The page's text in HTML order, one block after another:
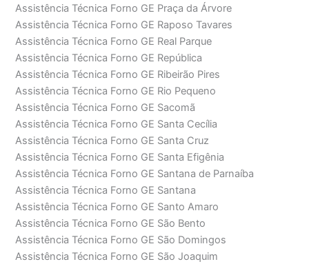
Assistência Técnica Forno GE Praça da Árvore
Assistência Técnica Forno GE Raposo Tavares
Assistência Técnica Forno GE Real Parque
Assistência Técnica Forno GE República
Assistência Técnica Forno GE Ribeirão Pires
Assistência Técnica Forno GE Rio Pequeno
Assistência Técnica Forno GE Sacomã
Assistência Técnica Forno GE Santa Cecília
Assistência Técnica Forno GE Santa Cruz
Assistência Técnica Forno GE Santa Efigênia
Assistência Técnica Forno GE Santana de Parnaíba
Assistência Técnica Forno GE Santana
Assistência Técnica Forno GE Santo Amaro
Assistência Técnica Forno GE São Bento
Assistência Técnica Forno GE São Domingos
Assistência Técnica Forno GE São Joaquim